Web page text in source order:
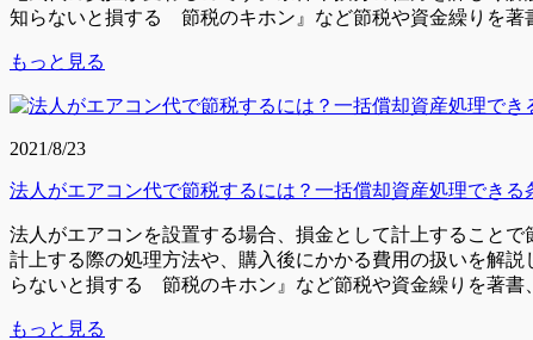
知らないと損する 節税のキホン』など節税や資金繰りを著
もっと見る
2021/8/23
法人がエアコン代で節税するには？一括償却資産処理できる
法人がエアコンを設置する場合、損金として計上すること
計上する際の処理方法や、購入後にかかる費用の扱いを解
らないと損する 節税のキホン』など節税や資金繰りを著書
もっと見る